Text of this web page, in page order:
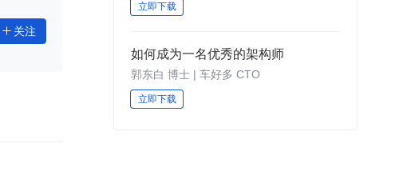
 关注
立即下载
如何成为一名优秀的架构师
郭东白 博士 | 车好多 CTO
立即下载